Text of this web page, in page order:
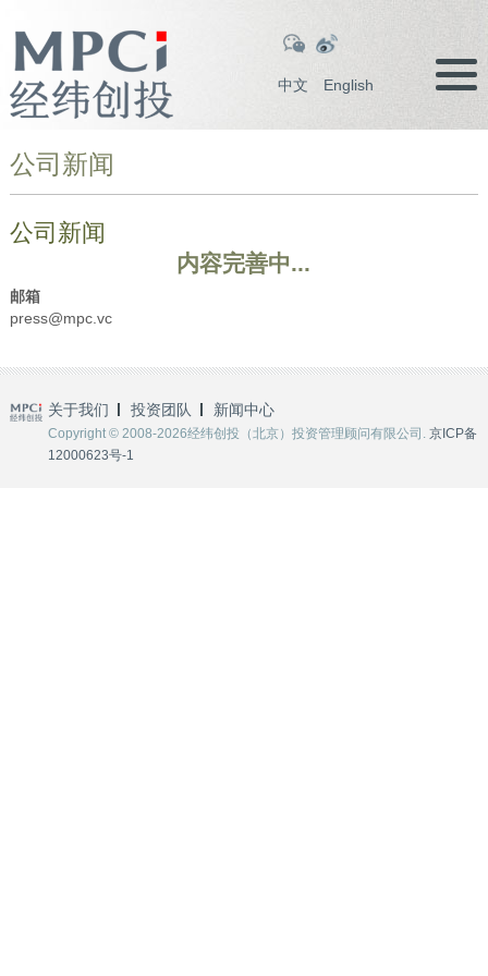
中文 English
公司新闻
公司新闻
内容完善中...
邮箱
press@mpc.vc
关于我们 投资团队 新闻中心
Copyright © 2008-2026经纬创投（北京）投资管理顾问有限公司. 京ICP备
12000623号-1